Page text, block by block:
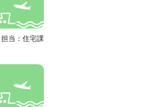
担当：住宅課